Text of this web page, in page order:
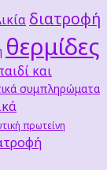
διατροφή
θερμίδες
και
συμπληρώματα
πρωτείνη